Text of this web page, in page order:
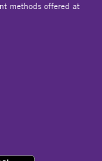
methods offered at